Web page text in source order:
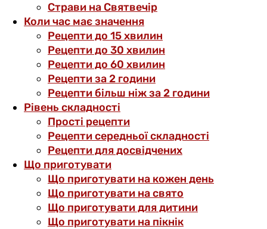
Страви на Святвечір
Коли час має значення
Рецепти до 15 хвилин
Рецепти до 30 хвилин
Рецепти до 60 хвилин
Рецепти за 2 години
Рецепти більш ніж за 2 години
Рівень складності
Прості рецепти
Рецепти середньої складності
Рецепти для досвідчених
Що приготувати
Що приготувати на кожен день
Що приготувати на свято
Що приготувати для дитини
Що приготувати на пікнік